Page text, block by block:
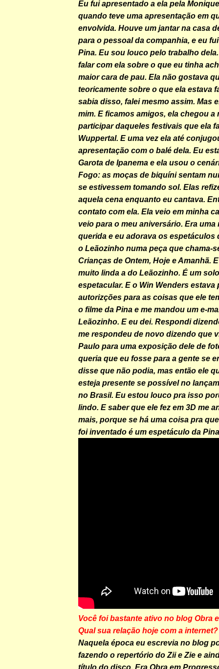
Eu fui apresentado a ela pela
quando teve uma apresentação em
envolvida. Houve um jantar na casa
para o pessoal da companhia, e eu
Pina. Eu sou louco pelo trabalho
falar com ela sobre o que eu tinha
maior cara de pau. Ela não gostava
teoricamente sobre o que ela estava
sabia disso, falei mesmo assim. Mas
mim. E ficamos amigos, ela chegou a
participar daqueles festivais que ela
Wuppertal. E uma vez ela até
apresentação com o balé dela. Eu
Garota de Ipanema e ela usou o
Fogo: as moças de biquíni sentam
se estivessem tomando sol. Elas
aquela cena enquanto eu cantava.
contato com ela. Ela veio em minha
veio para o meu aniversário. Era uma
querida e eu adorava os espetáculos
o Leãozinho numa peça que chama-
Crianças de Ontem, Hoje e Amanhã.
muito linda a do Leãozinho. É um
espetacular. E o Win Wenders estava
autorizções para as coisas que ele
o filme da Pina e me mandou um e-
Leãozinho. E eu dei. Respondi
me respondeu de novo dizendo que
Paulo para uma exposição dele de
queria que eu fosse para a gente se
disse que não podia, mas então ele
esteja presente se possível no
no Brasil. Eu estou louco pra isso
lindo. E saber que ele fez em 3D me
mais, porque se há uma coisa pra
foi inventado é um espetáculo da
Você foi bastante ativo no blog Obra
Qual sua relação hoje com a internet?
Naquela época eu escrevia no blog
fazendo o repertório do Zii e Zie e
título do disco. Era Obra em